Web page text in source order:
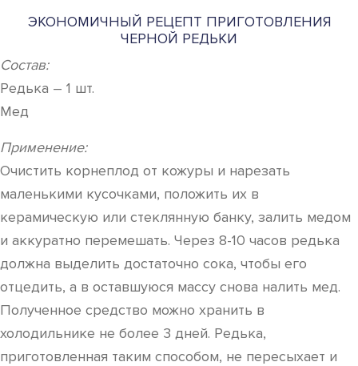
ЭКОНОМИЧНЫЙ РЕЦЕПТ ПРИГОТОВЛЕНИЯ
ЧЕРНОЙ РЕДЬКИ
Состав:
Редька – 1 шт.
Мед
Применение:
Очистить корнеплод от кожуры и нарезать
маленькими кусочками, положить их в
керамическую или стеклянную банку, залить медом
и аккуратно перемешать. Через 8-10 часов редька
должна выделить достаточно сока, чтобы его
отцедить, а в оставшуюся массу снова налить мед.
Полученное средство можно хранить в
холодильнике не более 3 дней. Редька,
приготовленная таким способом, не пересыхает и